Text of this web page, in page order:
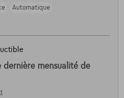
Automatique
dernière mensualité de